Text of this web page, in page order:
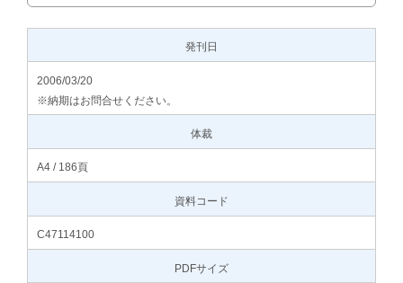
発刊日
2006/03/20
※納期はお問合せください。
体裁
A4 / 186頁
資料コード
C47114100
PDFサイズ